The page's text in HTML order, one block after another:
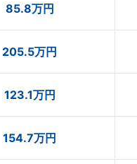
85.8万円
205.5万円
123.1万円
154.7万円